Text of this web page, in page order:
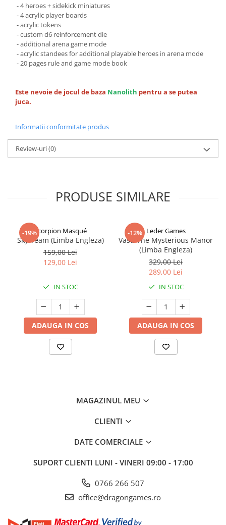
- 4 heroes + sidekick miniatures
- 4 acrylic player boards
- acrylic tokens
- custom d6 reinforcement die
- additional arena game mode
- acrylic standees for additional playable heroes in arena mode
- 20 pages rule and game mode book
Este nevoie de jocul de baza Nanolith pentru a se putea
juca.
Informatii conformitate produs
Review-uri(0)
PRODUSE SIMILARE
-19%Scorpion Masqué
Sky Team (Limba Engleza)
159,00 Lei
129,00 Lei
IN STOC
ADAUGA IN COS
-12% Leder Games
Vast: The Mysterious Manor
(Limba Engleza)
329,00 Lei
289,00 Lei
IN STOC
ADAUGA IN COS
MAGAZINUL MEU
CLIENTI
DATE COMERCIALE
SUPORT CLIENTI LUNI - VINERI 09:00 - 17:00
0766 266 507
office@dragongames.ro